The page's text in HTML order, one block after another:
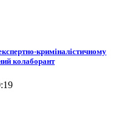
криміналістичному
колаборант